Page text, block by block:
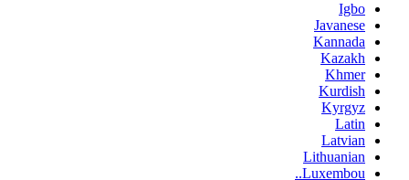
Igbo
Javanese
Kannada
Kazakh
Khmer
Kurdish
Kyrgyz
Latin
Latvian
Lithuanian
Luxembou..